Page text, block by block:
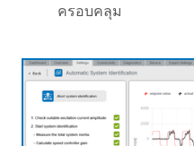
ครอบคลุม